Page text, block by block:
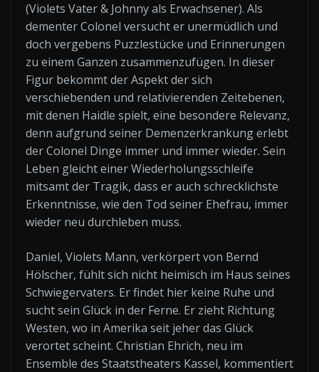
(Violets Vater & Johnny als Erwachsener). Als
dementer Colonel versucht er unermüdlich und
doch vergebens Puzzlestücke und Erinnerungen
zu einem Ganzen zusammenzufügen. In dieser
Figur bekommt der Aspekt der sich
verschiebenden und relativierenden Zeitebenen,
mit denen Haidle spielt, eine besondere Relevanz,
denn aufgrund seiner Demenzerkrankung erlebt
der Colonel Dinge immer und immer wieder. Sein
Leben gleicht einer Wiederholungsschleife
mitsamt der Tragik, dass er auch schrecklichste
Erkenntnisse, wie den Tod seiner Ehefrau, immer
wieder neu durchleben muss.
Daniel, Violets Mann, verkörpert von Bernd
Hölscher, fühlt sich nicht heimisch im Haus seines
Schwiegervaters. Er findet hier keine Ruhe und
sucht sein Glück in der Ferne. Er zieht Richtung
Westen, wo in Amerika seit jeher das Glück
verortet scheint. Christian Ehrich, neu im
Ensemble des Staatstheaters Kassel, kommentiert